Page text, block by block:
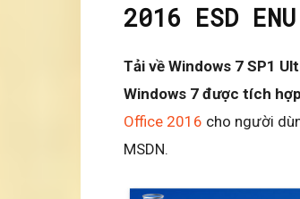
2016 ESD
Tải về Windows 7 SP1
Windows 7 được tích
Office 2016 cho người
MSDN.